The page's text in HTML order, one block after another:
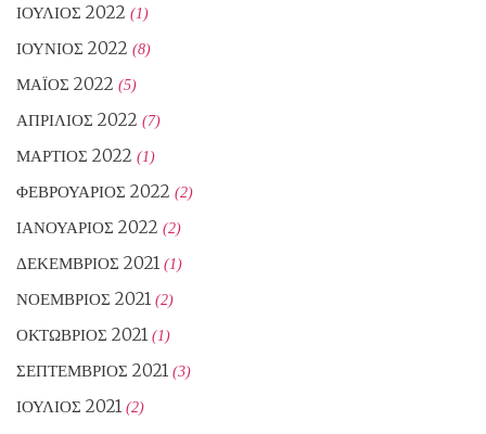
ΙΟΎΛΙΟΣ 2022 (1)
ΙΟΎΝΙΟΣ 2022 (8)
ΜΆΙΟΣ 2022 (5)
ΑΠΡΊΛΙΟΣ 2022 (7)
ΜΆΡΤΙΟΣ 2022 (1)
ΦΕΒΡΟΥΆΡΙΟΣ 2022 (2)
ΙΑΝΟΥΆΡΙΟΣ 2022 (2)
ΔΕΚΈΜΒΡΙΟΣ 2021 (1)
ΝΟΈΜΒΡΙΟΣ 2021 (2)
ΟΚΤΏΒΡΙΟΣ 2021 (1)
ΣΕΠΤΈΜΒΡΙΟΣ 2021 (3)
ΙΟΎΛΙΟΣ 2021 (2)